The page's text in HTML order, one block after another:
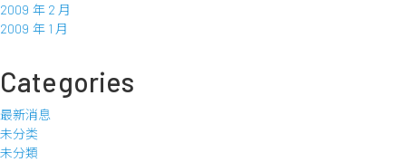
2009 年 2 月
2009 年 1 月
Categories
最新消息
未分类
未分類